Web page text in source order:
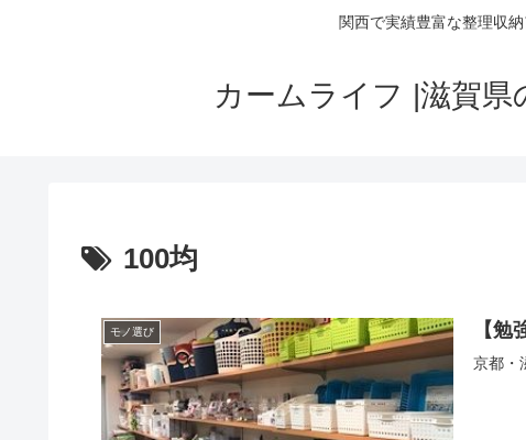
関西で実績豊富な整理収
カームライフ |滋賀
100均
モノ選び 【
京都・